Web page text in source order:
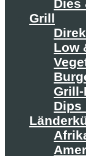
Dies
Grill
Low
Dips